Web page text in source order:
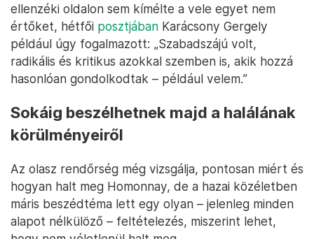
ellenzéki oldalon sem kímélte a vele egyet nem
értőket, hétfői posztjában Karácsony Gergely
például úgy fogalmazott: „Szabadszájú volt,
radikális és kritikus azokkal szemben is, akik hozzá
hasonlóan gondolkodtak – például velem.”
Sokáig beszélhetnek majd a halálának
körülményeiről
Az olasz rendőrség még vizsgálja, pontosan miért és
hogyan halt meg Homonnay, de a hazai közéletben
máris beszédtéma lett egy olyan – jelenleg minden
alapot nélkülöző – feltételezés, miszerint lehet,